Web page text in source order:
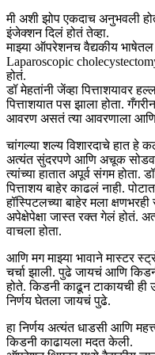
मी अशी झोप एकदाच अनुभवली
इंजेक्शन दिलं होतं तेव्हा.
माझ्या ऑपरेशनच वैद्यकीय भाषेतल
Laparoscopic
होतं.
डॉ मेहतांनी जेंव्हा पित्ताशयावर
पित्ताशयात पस झाला होता.
आवरण असतं त्या आवरणाला
चांगल्या शल्य विशारदाचे हात हे
अत्यंत सुंदरपणे आणि अचूक
त्यांच्या हातात अपूर्व संगम होता.
पित्ताशय बाहेर काढलं नाही.
हॉस्पिटलच्या बाहेर मला
अपेक्षेपेक्षा जास्त रक्त गेलं होतं.
वाचला होता.
आणि मग माझ्या भावाने मास्टर
चर्चा झाली. पुढे जायचं आणि
होते. किडनी काढून टाकायची ही
निर्णय घेतला जायचं पुढे.
हा निर्णय अत्यंत धाडसी आणि
किडनी काढायला मदत केली.